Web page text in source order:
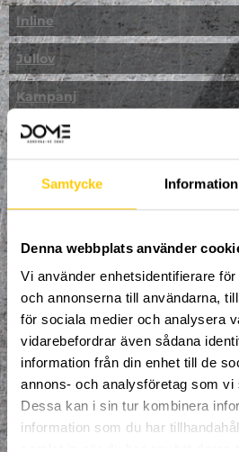
Samtycke Information
Denna webbplats använder
Vi använder enhetsidentifierare
och annonserna till användarna,
för sociala medier och analysera
vidarebefordrar även sådana
information från din enhet till de
annons- och analysföretag som vi
Dessa kan i sin tur kombinera
information som du har
Inline
Jullov
Kampanj
Kickbike
Klättring
LAN
Multisport
Mässa
NPF-Träning
Parkour
Påsk på Dome